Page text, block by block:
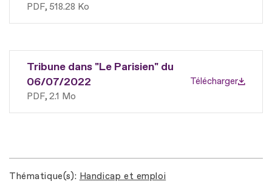
PDF 518.28 Ko
Tribune dans "Le Parisien" du
06/07/2022
PDF 2.1 Mo
Télécharger
Thématique(s) Handicap et emploi